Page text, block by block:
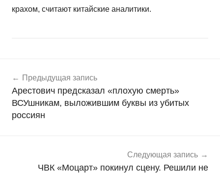
крахом, считают китайские аналитики.
о
в
о
с
по
записям
Предыдущая запись
Арестович предсказал «плохую смерть»
ВСУшникам, выложившим буквы из убитых
россиян
Следующая запись
ЧВК «Моцарт» покинул сцену. Решили не